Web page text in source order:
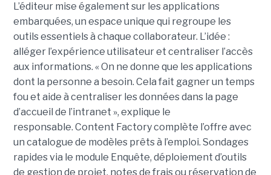
L’éditeur mise également sur les applications
embarquées, un espace unique qui regroupe les
outils essentiels à chaque collaborateur. L’idée :
alléger l’expérience utilisateur et centraliser l’accès
aux informations. « On ne donne que les applications
dont la personne a besoin. Cela fait gagner un temps
fou et aide à centraliser les données dans la page
d’accueil de l’intranet », explique le
responsable. Content Factory complète l’offre avec
un catalogue de modèles prêts à l’emploi. Sondages
rapides via le module Enquête, déploiement d’outils
de gestion de projet, notes de frais ou réservation de